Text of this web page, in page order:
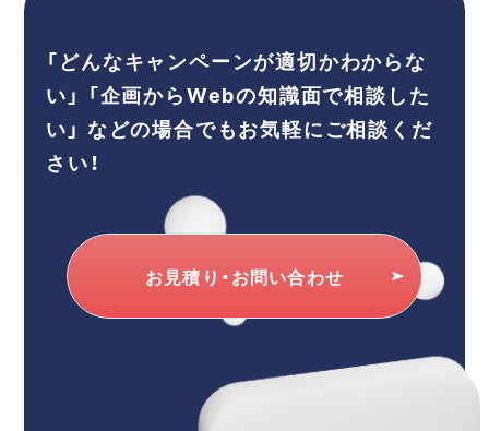
「どんなキャンペーンが適切かわからな
い」 「企画からWebの知識面で相談した
い」 などの場合でもお気軽にご相談くだ
さい！